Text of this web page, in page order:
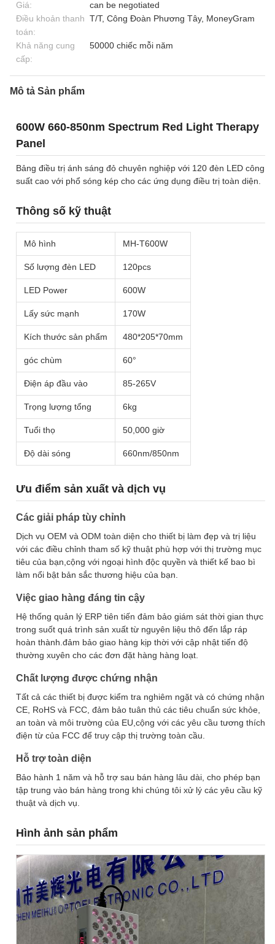
Giá:
can be negotiated
Điều khoản thanh
toán:
T/T, Công Đoàn Phương Tây, MoneyGram
Khả năng cung
cấp:
50000 chiếc mỗi năm
Mô tả Sản phẩm
600W 660-850nm Spectrum Red Light Therapy
Panel
Bảng điều trị ánh sáng đỏ chuyên nghiệp với 120 đèn LED công
suất cao với phổ sóng kép cho các ứng dụng điều trị toàn diện.
Thông số kỹ thuật
Mô hình MH-T600W
Số lượng đèn LED 120pcs
LED Power 600W
Lấy sức mạnh 170W
Kích thước sản phẩm 480*205*70mm
góc chùm 60°
Điện áp đầu vào 85-265V
Trọng lượng tổng 6kg
Tuổi thọ 50,000 giờ
Độ dài sóng 660nm/850nm
Ưu điểm sản xuất và dịch vụ
Các giải pháp tùy chỉnh
Dịch vụ OEM và ODM toàn diện cho thiết bị làm đẹp và trị liệu
với các điều chỉnh tham số kỹ thuật phù hợp với thị trường mục
tiêu của bạn,cộng với ngoại hình độc quyền và thiết kế bao bì
làm nổi bật bản sắc thương hiệu của bạn.
Việc giao hàng đáng tin cậy
Hệ thống quản lý ERP tiên tiến đảm bảo giám sát thời gian thực
trong suốt quá trình sản xuất từ nguyên liệu thô đến lắp ráp
hoàn thành.đảm bảo giao hàng kịp thời với cập nhật tiến độ
thường xuyên cho các đơn đặt hàng hàng loạt.
Chất lượng được chứng nhận
Tất cả các thiết bị được kiểm tra nghiêm ngặt và có chứng nhận
CE, RoHS và FCC, đảm bảo tuân thủ các tiêu chuẩn sức khỏe,
an toàn và môi trường của EU,cộng với các yêu cầu tương thích
điện từ của FCC để truy cập thị trường toàn cầu.
Hỗ trợ toàn diện
Bảo hành 1 năm và hỗ trợ sau bán hàng lâu dài, cho phép bạn
tập trung vào bán hàng trong khi chúng tôi xử lý các yêu cầu kỹ
thuật và dịch vụ.
Hình ảnh sản phẩm